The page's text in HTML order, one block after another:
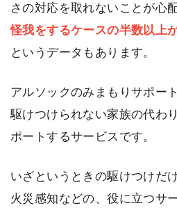
さの対応を取れないことが心
怪我をするケースの半数以上
というデータもあります。
アルソックのみまもりサポー
駆けつけられない家族の代わ
ポートするサービスです。
いざというときの駆けつけだ
火災感知などの、役に立つサ